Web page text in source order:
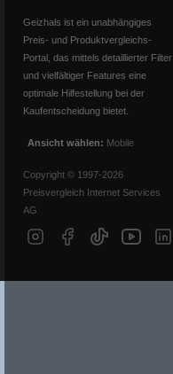
Geizhals ist ein unabhängiges
Preis- und Produktvergleichs-
Portal, das mittels detaillierter Filter
und vielfältiger Features eine
optimale Hilfestellung bei der
Kaufentscheidung bietet.
Ansicht wählen: Mobile
Copyright © 1997-2026
Preisvergleich Internet Services
AG